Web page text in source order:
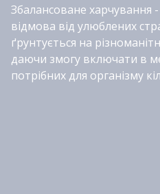
Збалансоване харчування
відмова від улюблених
ґрунтується на
даючи змогу включати в
потрібних для організму